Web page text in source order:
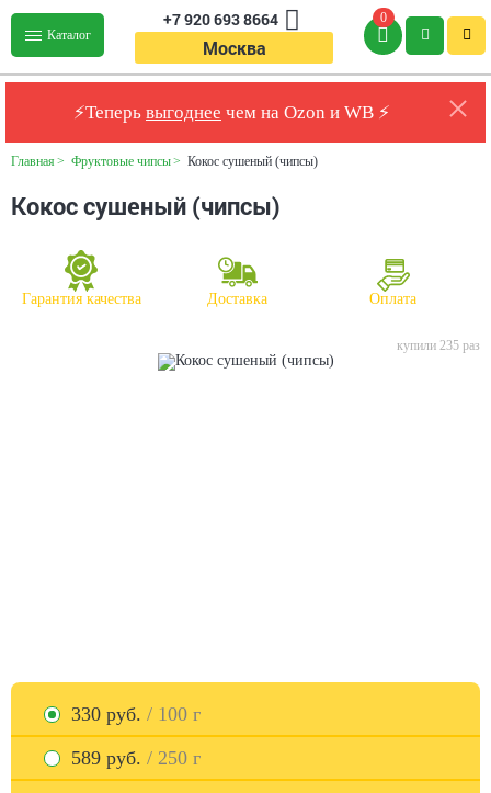
Каталог
Москва
+7 920 693 8664 0
⚡Теперь выгоднее чем на Ozon и WB ⚡
Главная Фруктовые чипсы Кокос сушеный (чипсы)
Кокос сушеный (чипсы)
Гарантия качества Доставка Оплата
купили 235 раз
330 руб. / 100 г
589 руб. / 250 г